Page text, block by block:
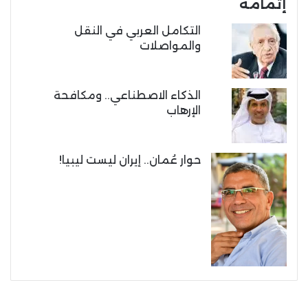
إتمامه
التكامل العربي في النقل
والمواصلات
الذكاء الاصطناعي.. ومكافحة
الإرهاب
حوار عُمان.. إيران ليست ليبيا!